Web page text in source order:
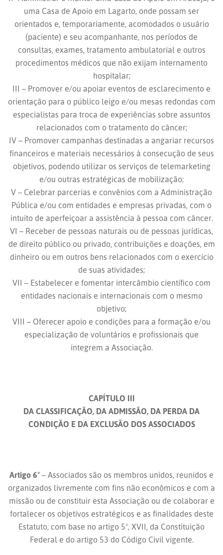
uma Casa de Apoio em Lagarto, onde possam ser
orientados e, temporariamente, acomodados o usuário
(paciente) e seu acompanhante, nos períodos de
consultas, exames, tratamento ambulatorial e outros
procedimentos médicos que não exijam internamento
hospitalar;
III – Promover e/ou apoiar eventos de esclarecimento e
orientação para o público leigo e/ou mesas redondas com
especialistas para troca de experiências sobre assuntos
relacionados com o tratamento do câncer;
IV – Promover campanhas destinadas a angariar recursos
financeiros e materiais necessários à consecução de seus
objetivos, podendo utilizar os serviços de telemarketing
e/ou outras estratégicas de mobilização;
V – Celebrar parcerias e convênios com a Administração
Pública e/ou com entidades e empresas privadas, com o
intuito de aperfeiçoar a assistência à pessoa com câncer.
VI – Receber de pessoas naturais ou de pessoas jurídicas,
de direito público ou privado, contribuições e doações, em
dinheiro ou em outros bens relacionados com o exercício
de suas atividades;
VII – Estabelecer e fomentar intercâmbio científico com
entidades nacionais e internacionais com o mesmo
objetivo;
VIII – Oferecer apoio e condições para a formação e/ou
especialização de voluntários e profissionais que
integrem a Associação.
CAPÍTULO III
DA CLASSIFICAÇÃO, DA ADMISSÃO, DA PERDA DA
CONDIÇÃO E DA EXCLUSÃO DOS ASSOCIADOS
Artigo 6º – Associados são os membros unidos, reunidos e
organizados livremente com fins não econômicos e com a
missão ou de constituir esta Associação ou de colaborar e
fortalecer os objetivos estratégicos e as finalidades deste
Estatuto, com base no artigo 5º, XVII, da Constituição
Federal e do artigo 53 do Código Civil vigente.